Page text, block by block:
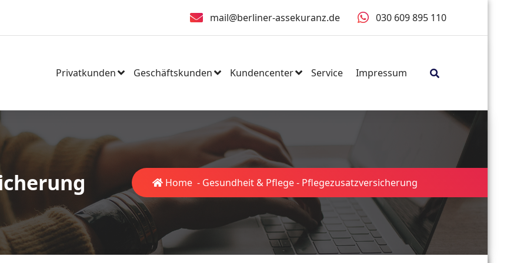
mail@berliner-assekuranz.de 030 609 895 110
Privatkunden Geschäftskunden Kundencenter Service Impressum
Home - Gesundheit & Pflege- Pflegezusatzversicherung